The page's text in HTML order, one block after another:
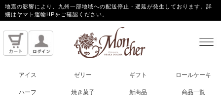
地震の影響により、九州一部地域への配送停止・遅延が発生しております。詳
細はヤマト運輸HPをご確認ください。
アイス ゼリー ギフト ロールケーキ
ハーフ 焼き菓子 新商品 商品一覧